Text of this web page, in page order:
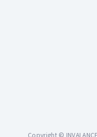
Copyright ©